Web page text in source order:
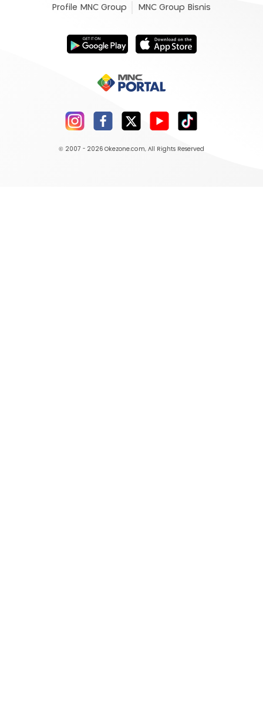
Profile MNC Group MNC Group Bisnis
© 2007 - 2026 Okezone.com, All Rights Reserved